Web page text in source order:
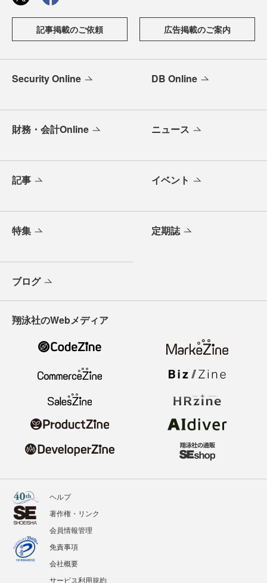
記事掲載のご依頼 広告掲載のご案内
Security Online DB Online
財務・会計Online ニュース
記事 イベント
特集 定期誌
ブログ
翔泳社のWebメディア
ヘルプ
著作権・リンク
会員情報管理
免責事項
会社概要
サービス利用規約